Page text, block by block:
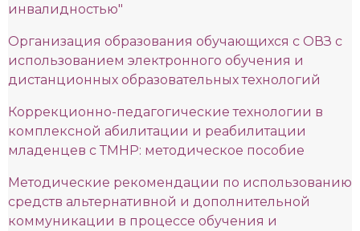
инвалидностью"
Организация образования обучающихся с ОВЗ с
использованием электронного обучения и
дистанционных образовательных технологий
Коррекционно-педагогические технологии в
комплексной абилитации и реабилитации
младенцев с ТМНР: методическое пособие
Методические рекомендации по использованию
средств альтернативной и дополнительной
коммуникации в процессе обучения и